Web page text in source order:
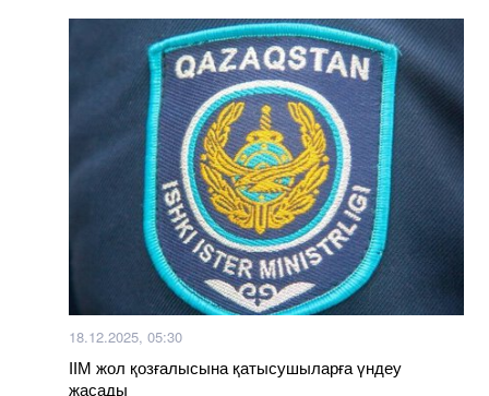
18.12.2025, 05:30
ІІМ жол қозғалысына қатысушыларға үндеу
жасады